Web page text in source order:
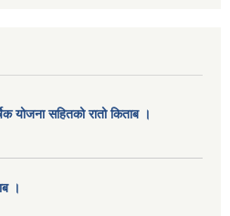
योजना सहितको रातो किताब ।
।